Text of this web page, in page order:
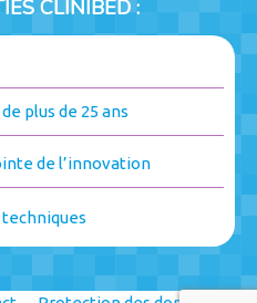
CLINIBED :
plus de 25 ans
de l’innovation